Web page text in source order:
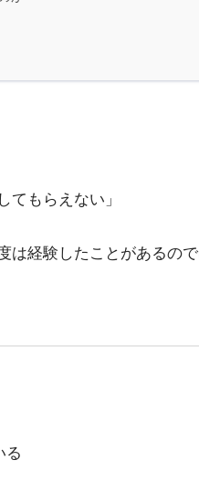
てもらえない」
は経験したことがあるので
る